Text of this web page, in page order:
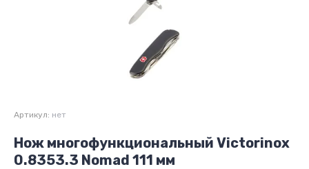
Артикул: нет
Нож многофункциональный Victorinox
0.8353.3 Nomad 111 мм